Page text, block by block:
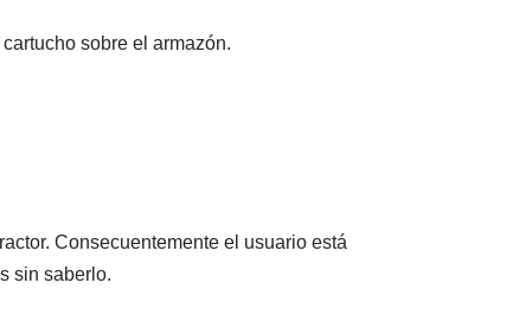
sobre el armazón.
Consecuentemente el usuario está
sin saberlo.